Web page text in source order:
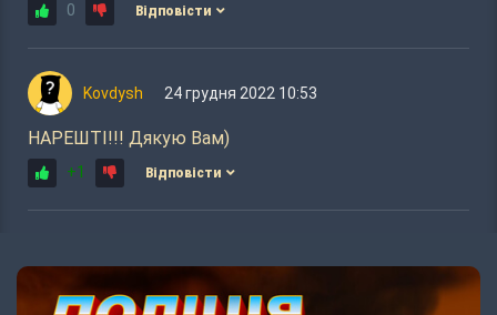
0 Відповісти
Kovdysh 24 грудня 2022 10:53
НАРЕШТІ!!! Дякую Вам)
+1 Відповісти